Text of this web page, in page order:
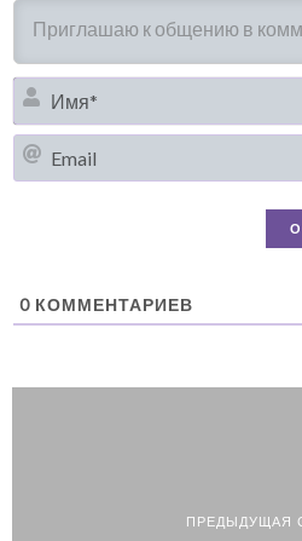
0 КОММЕНТАРИЕВ
ПРЕДЫДУЩАЯ